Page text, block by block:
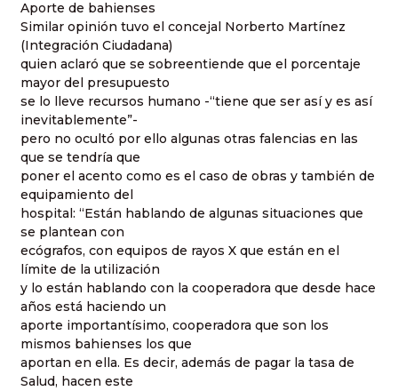
Aporte de bahienses
Similar opinión tuvo el concejal Norberto Martínez
(Integración Ciudadana)
quien aclaró que se sobreentiende que el porcentaje
mayor del presupuesto
se lo lleve recursos humano -“tiene que ser así y es así
inevitablemente”-
pero no ocultó por ello algunas otras falencias en las
que se tendría que
poner el acento como es el caso de obras y también de
equipamiento del
hospital: “Están hablando de algunas situaciones que
se plantean con
ecógrafos, con equipos de rayos X que están en el
límite de la utilización
y lo están hablando con la cooperadora que desde hace
años está haciendo un
aporte importantísimo, cooperadora que son los
mismos bahienses los que
aportan en ella. Es decir, además de pagar la tasa de
Salud, hacen este